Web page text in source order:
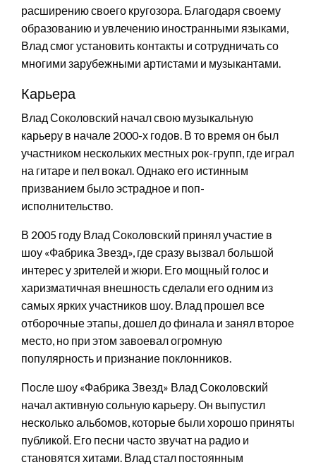
расширению своего кругозора. Благодаря своему
образованию и увлечению иностранными языками,
Влад смог установить контакты и сотрудничать со
многими зарубежными артистами и музыкантами.
Карьера
Влад Соколовский начал свою музыкальную
карьеру в начале 2000-х годов. В то время он был
участником нескольких местных рок-групп, где играл
на гитаре и пел вокал. Однако его истинным
призванием было эстрадное и поп-
исполнительство.
В 2005 году Влад Соколовский принял участие в
шоу «Фабрика Звезд», где сразу вызвал большой
интерес у зрителей и жюри. Его мощный голос и
харизматичная внешность сделали его одним из
самых ярких участников шоу. Влад прошел все
отборочные этапы, дошел до финала и занял второе
место, но при этом завоевал огромную
популярность и признание поклонников.
После шоу «Фабрика Звезд» Влад Соколовский
начал активную сольную карьеру. Он выпустил
несколько альбомов, которые были хорошо приняты
публикой. Его песни часто звучат на радио и
становятся хитами. Влад стал постоянным